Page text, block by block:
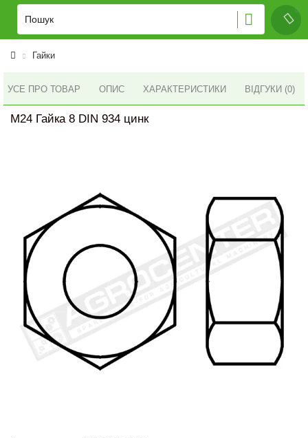
Гайки
УСЕ ПРО ТОВАР ОПИС ХАРАКТЕРИСТИКИ ВІДГУКИ (0)
M24 Гайка 8 DIN 934 цинк